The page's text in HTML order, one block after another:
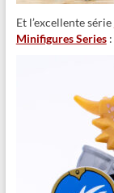
Et l’excellente série
Minifigures Series: